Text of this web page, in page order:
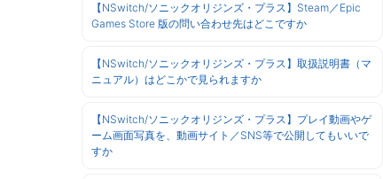
【NSwitch/ソニックオリジンズ・プラス】Steam／Epic
Games Store 版の問い合わせ先はどこですか
【NSwitch/ソニックオリジンズ・プラス】取扱説明書（マ
ニュアル）はどこかで見られますか
【NSwitch/ソニックオリジンズ・プラス】プレイ動画やゲ
ーム画面写真を、動画サイト／SNS等で公開してもいいで
すか